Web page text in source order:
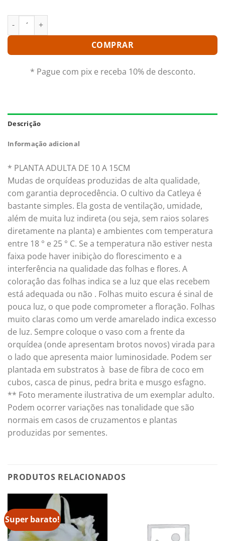
CATTLEYA LUEDMANNIANA VINICOLOR X COERULEA - PRÉ
COMPRAR
* Pague com pix e receba 10% de desconto.
Descrição
Informação adicional
* PLANTA ADULTA DE 10 A 15CM
Mudas de orquídeas produzidas de alta qualidade,
com garantia deprocedência. O cultivo da Catleya é
bastante simples. Ela gosta de ventilação, umidade,
além de muita luz indireta (ou seja, sem raios solares
diretamente na planta) e ambientes com temperatura
entre 18 ° e 25 ° C. Se a temperatura não estiver nesta
faixa pode haver inibiçào do florescimento e a
interferência na qualidade das folhas e flores. A
coloraçâo das folhas indica se a luz que elas recebem
está adequada ou não . Folhas muito escura é sinal de
pouca luz, o que pode comprometer a floração. Folhas
muito claras como um verde amarelado indica excesso
de luz. Sempre coloque o vaso com a frente da
orquídea (onde apresentam brotos novos) virada para
o lado que apresenta maior luminosidade. Podem ser
plantada em substratos à base de fibra de coco em
cubos, casca de pinus, pedra brita e musgo esfagno.
** Foto meramente ilustrativa de um exemplar adulto.
Podem ocorrer variações nas tonalidade que são
normais em casos de cruzamentos e plantas
produzidas por sementes.
PRODUTOS RELACIONADOS
Super barato!